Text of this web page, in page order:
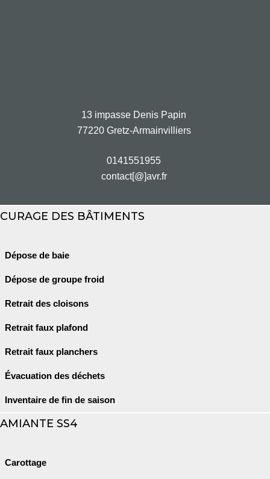
13 impasse Denis Papin
77220 Gretz-Armainvilliers
0141551955
contact[@]avr.fr
CURAGE DES BÂTIMENTS
Dépose de baie
Dépose de groupe froid
Retrait des cloisons
Retrait faux plafond
Retrait faux planchers
Évacuation des déchets
Inventaire de fin de saison
AMIANTE SS4
Carottage